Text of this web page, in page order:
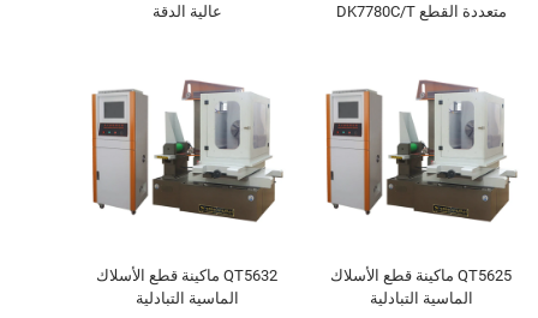
متعددة القطع DK7780C/T
عالية الدقة
QT5625 ماكينة قطع الأسلاك
الماسية التبادلية
QT5632 ماكينة قطع الأسلاك
الماسية التبادلية